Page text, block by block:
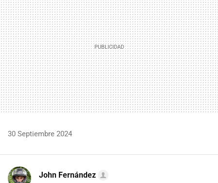
30 Septiembre 2024
John Fernández